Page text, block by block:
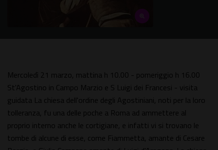
Mercoledì 21 marzo, mattina h 10.00 - pomeriggio h 16.00
St'Agostino in Campo Marzio e S Luigi dei Francesi - visita
guidata La chiesa dell'ordine degli Agostiniani, noti per la loro
tolleranza, fu una delle poche a Roma ad ammettere al
proprio interno anche le cortigiane, e infatti vi si trovano le
tombe di alcune di esse, come Fiammetta, amante di Cesare